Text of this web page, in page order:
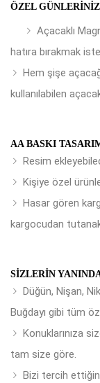
ÖZEL
Açacaklı
hatıra bırakmak
Hem şişe
kullanılabilen
AA BASKI
Resim
Kişiye özel
Hasar gören
kargocudan
SIZLERIN
Düğün, Nişan,
Buğdayı gibi tüm
Konuklarınıza
tam size göre.
Bizi tercih